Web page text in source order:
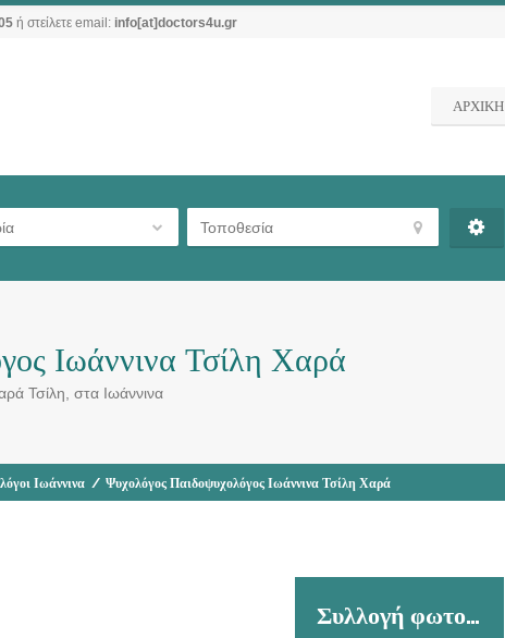
ή στείλετε email: info[at]doctors4u.gr
ΑΡΧΙΚΗ
Ιωάννινα Τσίλη Χαρά
Τσίλη, στα Ιωάννινα
Ιωάννινα / Ψυχολόγος Παιδοψυχολόγος Ιωάννινα Τσίλη Χαρά
Συλλογή φωτογραφιών